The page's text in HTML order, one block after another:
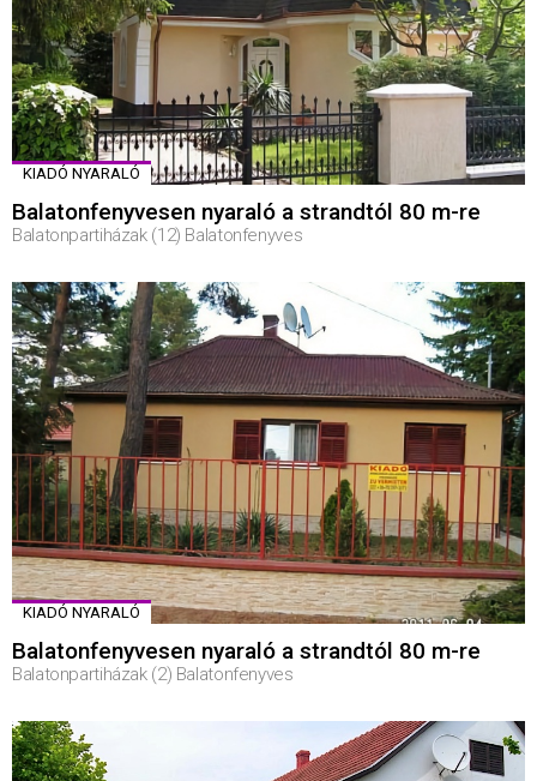
KIADÓ NYARALÓ
Balatonfenyvesen nyaraló a strandtól 80 m-re
Balatonpartiházak (12) Balatonfenyves
KIADÓ NYARALÓ
Balatonfenyvesen nyaraló a strandtól 80 m-re
Balatonpartiházak (2) Balatonfenyves